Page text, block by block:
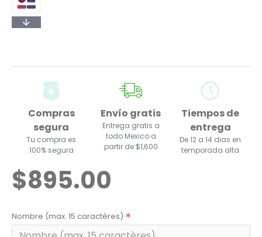
Compras
segura
Tu compra es
100% segura
Envío gratis
Entrega gratis a
todo Mexico a
partir de $1,600
Tiempos de
entrega
De 12 a 14 dias en
temporada alta
$895.00
Nombre (max. 15 caractères)